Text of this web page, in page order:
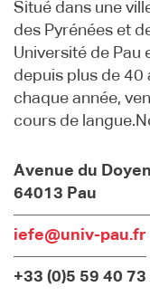
Situé dans une
des Pyrénées et
Université de Pau
depuis plus de 40
chaque année,
cours de
Avenue du
64013 Pau
iefe@univ-pau.fr
+33 (0)5 59 40 73